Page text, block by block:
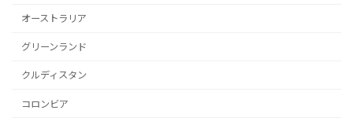
オーストラリア
グリーンランド
クルディスタン
コロンビア